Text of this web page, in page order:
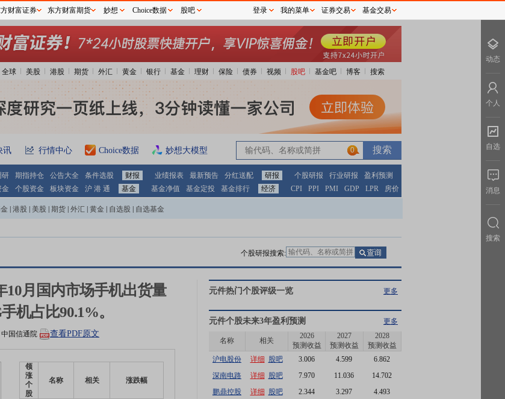
全球 美股 港股 期货 外汇 黄金 银行 基金 理财 保险 债券 视频 股吧 基金吧 博客 搜索
讯 行情中心 Choice数据 妙想大模型 0
0
研 期指持仓 公告大全 条件选股 财报 业绩报表 最新预告 分红送配 研报 个股研报 行业研报
盈利预测
金 个股资金 板块资金 沪 港 通 基金 基金净值 基金定投 基金排行 经济 CPI PPI PMI GDP LPR 房价
港股 美股 期货 外汇 黄金 自选股 自选基金
个股研报搜索:
10月国内市场手机出货量
机占比90.1%。
中国信通院 查看PDF原文
领
涨
个
股
名称 相关 涨跌幅
元件热门个股评级一览 更多
元件个股未来3年盈利预测 更多
名称 相关
2026
预测收益
2027
预测收益
2028
预测收益
沪电股份
详细 股吧 3.006 4.599
6.862
深南电路
详细 股吧 7.970 11.036
14.702
鹏鼎控股
详细 股吧 2.344 3.297
4.493
财富证券 东方财富期货 妙想 Choice数据 股吧 登录 我的菜单 证券交易 基金交易
动态
个人
自选
消息
搜索